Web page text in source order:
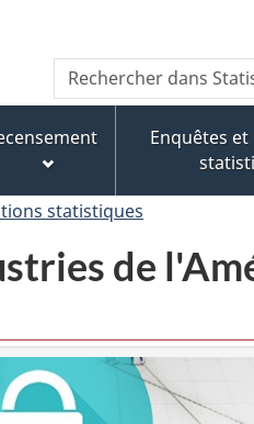
au
contenu
principal
« À
propos
de
ce
version
HTML
simplifiée
Recherche
Rechercher
dans
Canada
Enquêtes
statistiques
de